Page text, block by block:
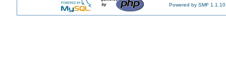
Powered by SMF 1.1.10